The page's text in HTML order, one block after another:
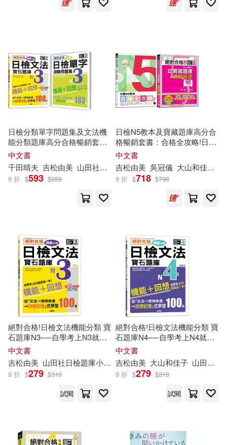
李軍(1) 李軍 (編者)(1)
杜新民(1)
楊殿興(1) 水空 編(1)
江樂興（主編）(1)
湯素蘭(1)
烘焙乙級經驗分享社(1)
猴子，數據分析團隊(1)
猿媛之家組編(1) 王一梅(1)
王寶庫（主編）(1)
王寶庫，王永先(1)
江西美術出版社(1)
法律出版社(1)
浙江教育出版社(1)
浙江文藝出版社(1)
海燕出版社(1) 海豚出版社(1)
甘肅人民出版社(1)
科學普及出版社(1)
紅旗出版社(1)
華中科技大學出版社(1)
華南理工大學出版社(1)
華淋出版社(1) 西安出版社(1)
學考上N1就靠這一本
日檢分類單字問題集及文法機
能分類題庫高分合格暢銷套
書：絕對合格 日檢分類單字N3
測驗問題集+絕對合格 日檢文
法機能分類寶石題庫
N3(16K+1MP3)
中文書
千田晴夫 吉松由美 山田社日檢題庫小組 田中陽子 西村惠子
9 折 $593 $659
日檢N5教本及寶藏題庫高分合
格暢銷套書：合格全攻略!日檢
N5教本【聽力，文法，單字，
閱讀】，一次通過+絕對合格攻
略!新日檢6回全真模擬N5寶藏
題庫+通關題解(16K+MP3)
中文書
吉松由美 吳冠儀 大山和佳子
9 折 $718 $798
絕對合格!日檢文法機能分類 寶
石題庫N3──自學考上N3就靠
這一本(16K+MP3)
中文書
吉松由美 山田社日檢題庫小組 田中陽子 西村惠子
9 折 $279 $310
試閱
絕對合格!日檢文法機能分類 寶
石題庫N4──自學考上N4就靠
這一本(16K+MP3)
中文書
吉松由美 大山和佳子 山田社日檢題庫小組
9 折 $279 $310
試閱